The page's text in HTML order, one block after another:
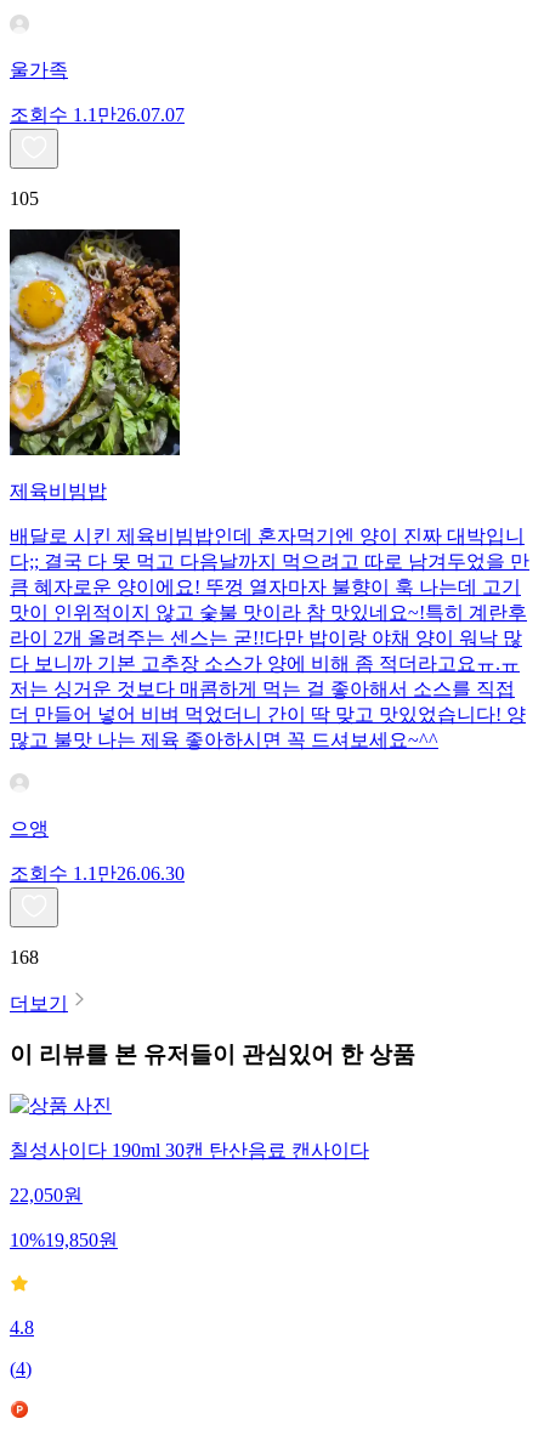
울가족
조회수 1.1만26.07.07
105
제육비빔밥
배달로 시킨 제육비빔밥인데 혼자먹기엔 양이 진짜 대박입니
다;; 결국 다 못 먹고 다음날까지 먹으려고 따로 남겨두었을 만
큼 혜자로운 양이에요! 뚜껑 열자마자 불향이 훅 나는데 고기
맛이 인위적이지 않고 숯불 맛이라 참 맛있네요~!특히 계란후
라이 2개 올려주는 센스는 굳!! ​다만 밥이랑 야채 양이 워낙 많
다 보니까 기본 고추장 소스가 양에 비해 좀 적더라고요ㅠ.ㅠ
저는 싱거운 것보다 매콤하게 먹는 걸 좋아해서 소스를 직접
더 만들어 넣어 비벼 먹었더니 간이 딱 맞고 맛있었습니다! 양
많고 불맛 나는 제육 좋아하시면 꼭 드셔보세요~^^
으앵
조회수 1.1만26.06.30
168
더보기
이 리뷰를 본 유저들이 관심있어 한 상품
칠성사이다 190ml 30캔 탄산음료 캔사이다
22,050원
10%19,850원
4.8
(4)